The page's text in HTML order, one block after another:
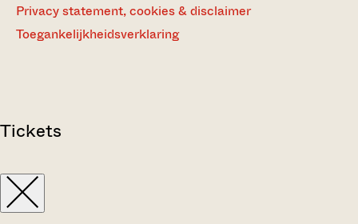
Privacy statement, cookies & disclaimer
Toegankelijkheidsverklaring
Tickets